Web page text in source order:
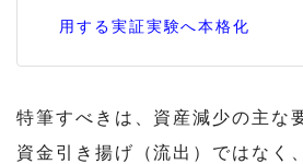
用する実証実験へ本格化
特筆すべきは、資産減少の主な
資金引き揚げ（流出）ではなく